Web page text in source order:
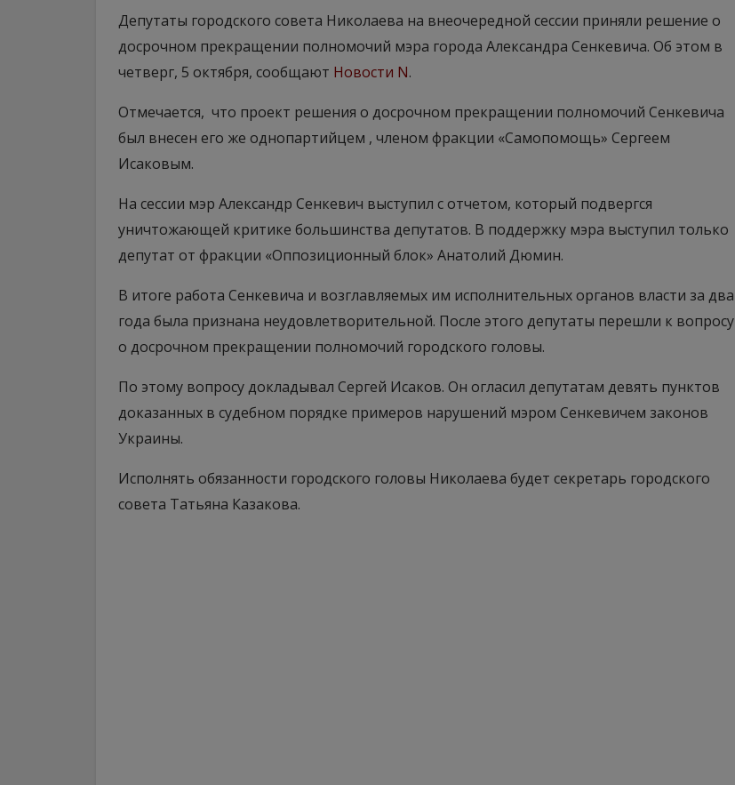
Депутаты городского совета Николаева на внеочередной сессии приняли решение о
досрочном прекращении полномочий мэра города Александра Сенкевича. Об этом в
четверг, 5 октября, сообщают Новости N.
Отмечается, что проект решения о досрочном прекращении полномочий Сенкевича
был внесен его же однопартийцем , членом фракции «Самопомощь» Сергеем
Исаковым.
На сессии мэр Александр Сенкевич выступил с отчетом, который подвергся
уничтожающей критике большинства депутатов. В поддержку мэра выступил только
депутат от фракции «Оппозиционный блок» Анатолий Дюмин.
В итоге работа Сенкевича и возглавляемых им исполнительных органов власти за два
года была признана неудовлетворительной. После этого депутаты перешли к вопросу
о досрочном прекращении полномочий городского головы.
По этому вопросу докладывал Сергей Исаков. Он огласил депутатам девять пунктов
доказанных в судебном порядке примеров нарушений мэром Сенкевичем законов
Украины.
Исполнять обязанности городского головы Николаева будет секретарь городского
совета Татьяна Казакова.